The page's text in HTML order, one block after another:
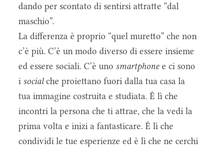
dando per scontato di sentirsi attratte “dal
maschio”.
La differenza è proprio “quel muretto” che non
c’è più. C’è un modo diverso di essere insieme
ed essere sociali. C’è uno smartphone e ci sono
i socialche proiettano fuori dalla tua casa la
tua immagine costruita e studiata. È lì che
incontri la persona che ti attrae, che la vedi la
prima volta e inizi a fantasticare. È lì che
condividi le tue esperienze ed è lì che ne cerchi